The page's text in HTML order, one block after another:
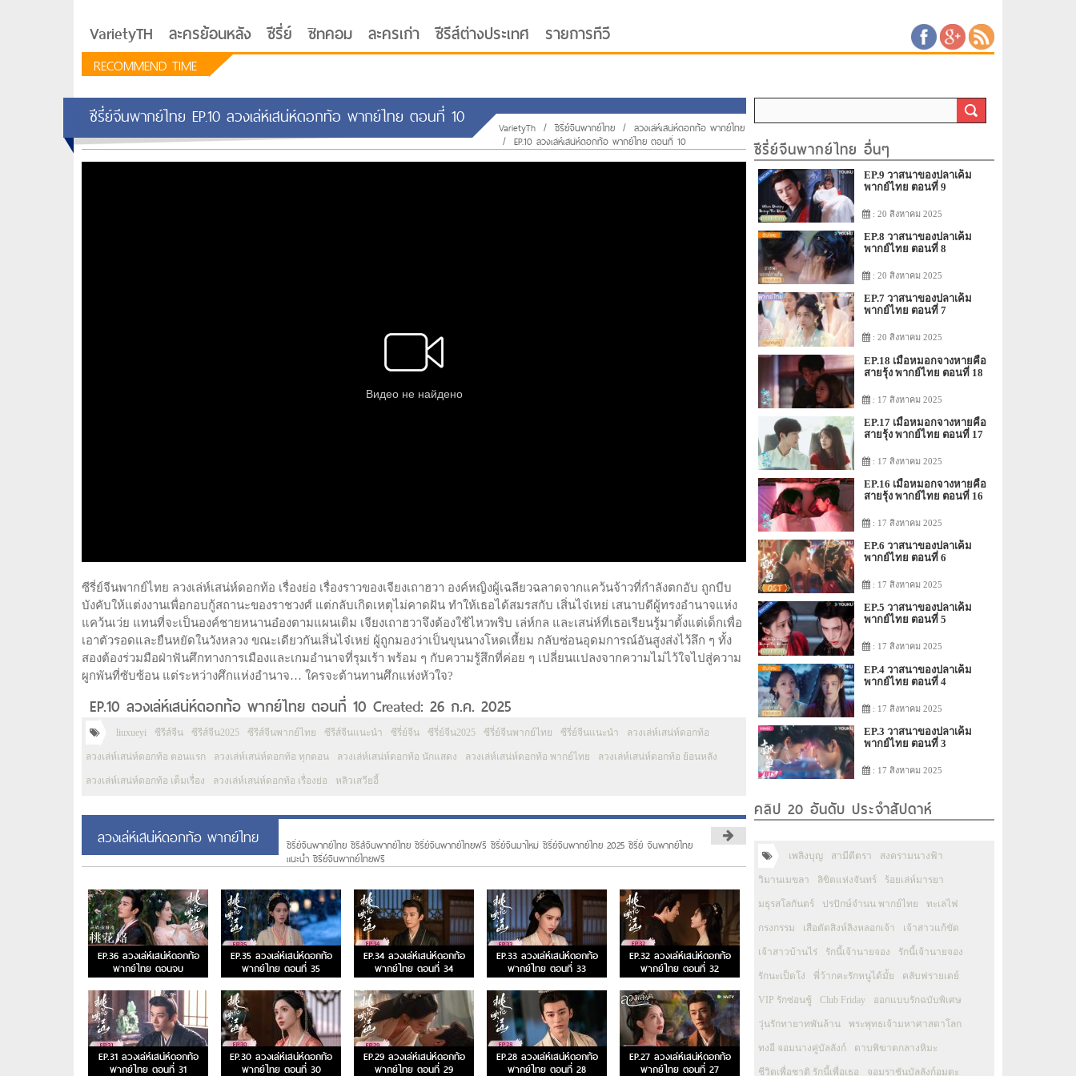
VarietyTH ละครย้อนหลัง ซีรี่ย์ ซิทคอม ละครเก่า ซีรีส์ต่างประเทศ รายการทีวี
RECOMMEND TIME
ซีรี่ย์จีนพากย์ไทย EP.10 ลวงเล่ห์เสน่ห์ดอกท้อ พากย์ไทย ตอนที่ 10 VarietyTh / ซีรี่ย์จีนพากย์ไทย / ลวงเล่ห์เสน่ห์ดอกท้อ พากย์ไทย
/ EP.10 ลวงเล่ห์เสน่ห์ดอกท้อ พากย์ไทย ตอนที่ 10
ซีรี่ย์จีนพากย์ไทย ลวงเล่ห์เสน่ห์ดอกท้อ เรื่องย่อ เรื่องราวของเจียงเถาฮวา องค์หญิงผู้เฉลียวฉลาดจากแคว้นจ้าวที่กำลังตกอับ ถูกบีบ
บังคับให้แต่งงานเพื่อกอบกู้สถานะของราชวงศ์ แต่กลับเกิดเหตุไม่คาดฝัน ทำให้เธอได้สมรสกับ เสิ่นไจ๋เหย่ เสนาบดีผู้ทรงอำนาจแห่ง
แคว้นเว่ย แทนที่จะเป็นองค์ชายหนานอ๋องตามแผนเดิม เจียงเถาฮวาจึงต้องใช้ไหวพริบ เล่ห์กล และเสน่ห์ที่เธอเรียนรู้มาตั้งแต่เด็กเพื่อ
เอาตัวรอดและยืนหยัดในวังหลวง ขณะเดียวกันเสิ่นไจ๋เหย่ ผู้ถูกมองว่าเป็นขุนนางโหดเหี้ยม กลับซ่อนอุดมการณ์อันสูงส่งไว้ลึก ๆ ทั้ง
สองต้องร่วมมือฝ่าฟันศึกทางการเมืองและเกมอำนาจที่รุมเร้า พร้อม ๆ กับความรู้สึกที่ค่อย ๆ เปลี่ยนแปลงจากความไม่ไว้ใจไปสู่ความ
ผูกพันที่ซับซ้อน แต่ระหว่างศึกแห่งอำนาจ… ใครจะต้านทานศึกแห่งหัวใจ?
EP.10 ลวงเล่ห์เสน่ห์ดอกท้อ พากย์ไทย ตอนที่ 10 Created: 26 ก.ค. 2025
liuxueyi ซีรีส์จีน ซีรีส์จีน2025 ซีรีส์จีนพากย์ไทย ซีรีส์จีนแนะนำ ซีรี่ย์จีน ซีรี่ย์จีน2025 ซีรี่ย์จีนพากย์ไทย ซีรี่ย์จีนแนะนำ ลวงเล่ห์เสน่ห์ดอกท้อ
ลวงเล่ห์เสน่ห์ดอกท้อ ตอนแรก ลวงเล่ห์เสน่ห์ดอกท้อ ทุกตอน ลวงเล่ห์เสน่ห์ดอกท้อ นักแสดง ลวงเล่ห์เสน่ห์ดอกท้อ พากย์ไทย ลวงเล่ห์เสน่ห์ดอกท้อ ย้อนหลัง
ลวงเล่ห์เสน่ห์ดอกท้อ เต็มเรื่อง ลวงเล่ห์เสน่ห์ดอกท้อ เรื่องย่อ หลิวเสวียอี้
ลวงเล่ห์เสน่ห์ดอกท้อ พากย์ไทย
ซีรี่ย์จีนพากย์ไทย ซีรีส์จีนพากย์ไทย ซีรี่ย์จีนพากย์ไทยฟรี ซีรี่ย์จีนมาใหม่ ซีรี่ย์จีนพากย์ไทย 2025 ซีรี่ย์ จีนพากย์ไทย
แนะนํา ซีรี่ย์จีนพากย์ไทยฟรี
EP.36 ลวงเล่ห์เสน่ห์ดอกท้อ
พากย์ไทย ตอนจบ
EP.35 ลวงเล่ห์เสน่ห์ดอกท้อ
พากย์ไทย ตอนที่ 35
EP.34 ลวงเล่ห์เสน่ห์ดอกท้อ
พากย์ไทย ตอนที่ 34
EP.33 ลวงเล่ห์เสน่ห์ดอกท้อ
พากย์ไทย ตอนที่ 33
EP.32 ลวงเล่ห์เสน่ห์ดอกท้อ
พากย์ไทย ตอนที่ 32
EP.31 ลวงเล่ห์เสน่ห์ดอกท้อ
พากย์ไทย ตอนที่ 31
EP.30 ลวงเล่ห์เสน่ห์ดอกท้อ
พากย์ไทย ตอนที่ 30
EP.29 ลวงเล่ห์เสน่ห์ดอกท้อ
พากย์ไทย ตอนที่ 29
EP.28 ลวงเล่ห์เสน่ห์ดอกท้อ
พากย์ไทย ตอนที่ 28
EP.27 ลวงเล่ห์เสน่ห์ดอกท้อ
พากย์ไทย ตอนที่ 27
ซีรี่ย์จีนพากย์ไทย อื่นๆ
EP.9 วาสนาของปลาเค็ม
พากย์ไทย ตอนที่ 9
: 20 สิงหาคม 2025
EP.8 วาสนาของปลาเค็ม
พากย์ไทย ตอนที่ 8
: 20 สิงหาคม 2025
EP.7 วาสนาของปลาเค็ม
พากย์ไทย ตอนที่ 7
: 20 สิงหาคม 2025
EP.18 เมื่อหมอกจางหายคือ
สายรุ้ง พากย์ไทย ตอนที่ 18
: 17 สิงหาคม 2025
EP.17 เมื่อหมอกจางหายคือ
สายรุ้ง พากย์ไทย ตอนที่ 17
: 17 สิงหาคม 2025
EP.16 เมื่อหมอกจางหายคือ
สายรุ้ง พากย์ไทย ตอนที่ 16
: 17 สิงหาคม 2025
EP.6 วาสนาของปลาเค็ม
พากย์ไทย ตอนที่ 6
: 17 สิงหาคม 2025
EP.5 วาสนาของปลาเค็ม
พากย์ไทย ตอนที่ 5
: 17 สิงหาคม 2025
EP.4 วาสนาของปลาเค็ม
พากย์ไทย ตอนที่ 4
: 17 สิงหาคม 2025
EP.3 วาสนาของปลาเค็ม
พากย์ไทย ตอนที่ 3
: 17 สิงหาคม 2025
คลิป 20 อันดับ ประจำสัปดาห์
เพลิงบุญ สามีตีตรา สงครามนางฟ้า
วิมานเมขลา ลิขิตแห่งจันทร์ ร้อยเล่ห์มารยา
มธุรสโลกันตร์ ปรปักษ์จำนน พากย์ไทย ทะเลไฟ
กรงกรรม เสือตัดสิงห์ลิงหลอกเจ้า เจ้าสาวแก้ขัด
เจ้าสาวบ้านไร่ รักนี้เจ้านายจอง รักนี้เจ้านายจอง
รักนะเป็ดโง่ พี่ว้ากคะรักหนูได้มั้ย คลับฟรายเดย์
VIP รักซ่อนชู้ Club Friday ออกแบบรักฉบับพิเศษ
วุ่นรักทายาทพันล้าน พระพุทธเจ้ามหาศาสดาโลก
ทงอี จอมนางคู่บัลลังก์ ดาบพิฆาตกลางหิมะ
ชีวิตเพื่อชาติ รักนี้เพื่อเธอ จอมราชันบัลลังก์อมตะ